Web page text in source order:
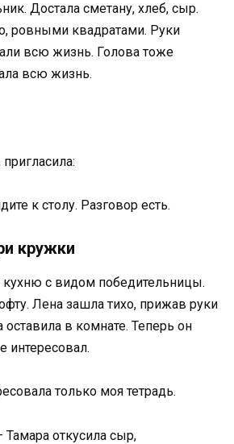
Достала сметану, хлеб, сыр.
ровными квадратами. Руки
всю жизнь. Голова тоже
всю жизнь.
к столу. Разговор есть.
кружки
кухню с видом победительницы.
Лена зашла тихо, прижав руки
оставила в комнате. Теперь он
интересовал.
только моя тетрадь.
Тамара откусила сыр,